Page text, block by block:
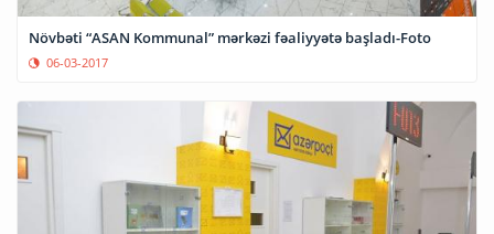
Növbəti “ASAN Kommunal” mərkəzi fəaliyyətə başladı-Foto
06-03-2017